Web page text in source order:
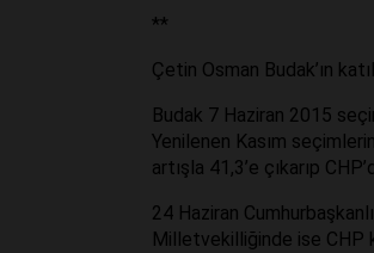
**
Çetin Osman Budak’ın
Budak 7 Haziran 2015
Yenilenen Kasım
artışla 41,3’e çıkarıp
24 Haziran
Milletvekilliğinde ise CHP